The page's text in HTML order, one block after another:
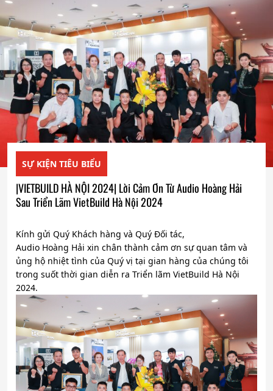
SỰ KIỆN TIÊU BIỂU
|VIETBUILD HÀ NỘI 2024| Lời Cảm Ơn Từ Audio Hoàng Hải
Sau Triển Lãm VietBuild Hà Nội 2024
Kính gửi Quý Khách hàng và Quý Đối tác,
Audio Hoàng Hải xin chân thành cảm ơn sự quan tâm và
ủng hộ nhiệt tình của Quý vị tại gian hàng của chúng tôi
trong suốt thời gian diễn ra Triển lãm VietBuild Hà Nội
2024.